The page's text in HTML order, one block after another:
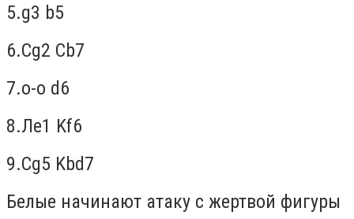
5.g3 b5
6.Cg2 Cb7
7.o-o d6
8.Лe1 Kf6
9.Cg5 Kbd7
Белые начинают атаку с жертвой фигуры